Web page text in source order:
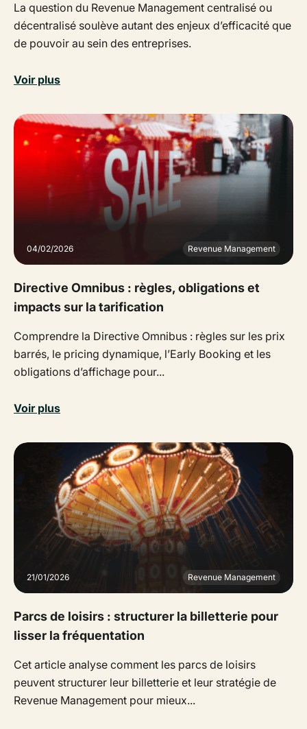
La question du Revenue Management centralisé ou
décentralisé soulève autant des enjeux d’efficacité que
de pouvoir au sein des entreprises.
Voir plus
04/02/2026 Revenue Management
Directive Omnibus : règles, obligations et
impacts sur la tarification
Comprendre la Directive Omnibus : règles sur les prix
barrés, le pricing dynamique, l’Early Booking et les
obligations d’affichage pour...
Voir plus
21/01/2026 Revenue Management
Parcs de loisirs : structurer la billetterie pour
lisser la fréquentation
Cet article analyse comment les parcs de loisirs
peuvent structurer leur billetterie et leur stratégie de
Revenue Management pour mieux...